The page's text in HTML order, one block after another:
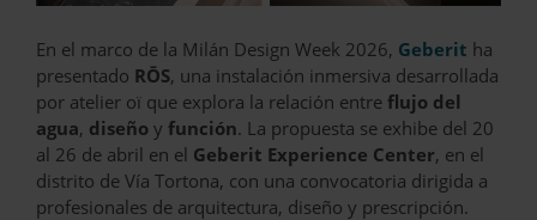
En el marco de la Milán Design Week 2026, Geberit ha
presentado RŌS, una instalación inmersiva desarrollada
por atelier oï que explora la relación entre flujo del
agua, diseño y función. La propuesta se exhibe del 20
al 26 de abril en el Geberit Experience Center, en el
distrito de Vía Tortona, con una convocatoria dirigida a
profesionales de arquitectura, diseño y prescripción.